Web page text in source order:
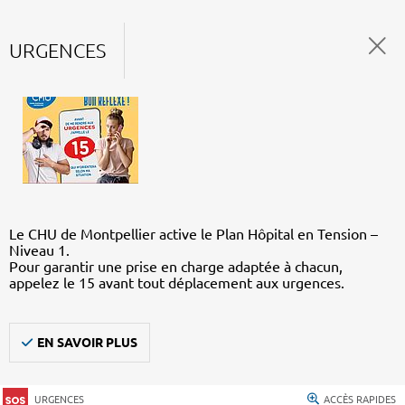
URGENCES
Le CHU de Montpellier active le Plan Hôpital en Tension –
Niveau 1.
Pour garantir une prise en charge adaptée à chacun,
appelez le 15 avant tout déplacement aux urgences.
EN SAVOIR PLUS
URGENCES ACCÈS RAPIDES